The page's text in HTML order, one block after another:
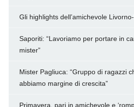
Gli highlights dell’amichevole
Saporiti: “Lavoriamo per portare in
mister”
Mister Pagliuca: “Gruppo di ragazzi
abbiamo margine di crescita”
Primavera, pari in amichevole e